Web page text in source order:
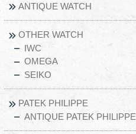
ANTIQUE WATCH
OTHER WATCH
IWC
OMEGA
SEIKO
PATEK PHILIPPE
ANTIQUE PATEK PHILIPPE